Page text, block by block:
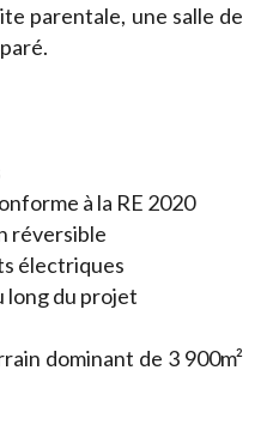
parentale, une salle de
à la RE 2020
réversible
électriques
long du projet
dominant de 3 900m²